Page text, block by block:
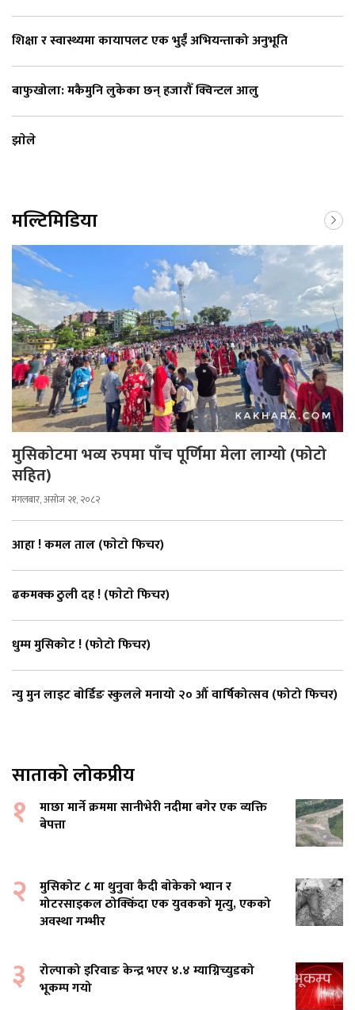
शिक्षा र स्वास्थ्यमा कायापलट एक भुईँ अभियन्ताको अनुभूति
बाफुखोला: मकैमुनि लुकेका छन् हजारौँ क्विन्टल आलु
झाेले
मल्टिमिडिया
मुसिकोटमा भव्य रुपमा पाँच पूर्णिमा मेला लाग्यो (फोटो
सहित)
मंगलबार, असोज २१, २०८२
आहा ! कमल ताल (फाेटाे फिचर)
ढकमक्क ठुली दह ! (फाेटाे फिचर)
धुम्म मुसिकोट ! (फोटो फिचर)
न्यु मुन लाइट बाेर्डिङ स्कुलले मनायो २० औँ वार्षिकोत्सव (फोटो फिचर)
साताको लोकप्रीय
१
माछा मार्ने क्रममा सानीभेरी नदीमा बगेर एक व्यक्ति
बेपत्ता
२
मुसिकोट ८ मा थुनुवा कैदी बाेकेकाे भ्यान र
मोटरसाइकल ठोक्किँदा एक युवकको मृत्यु, एकको
अवस्था गम्भीर
३
रोल्पाको इरिवाङ केन्द्र भएर ४.४ म्याग्निच्युडको
भूकम्प गयो